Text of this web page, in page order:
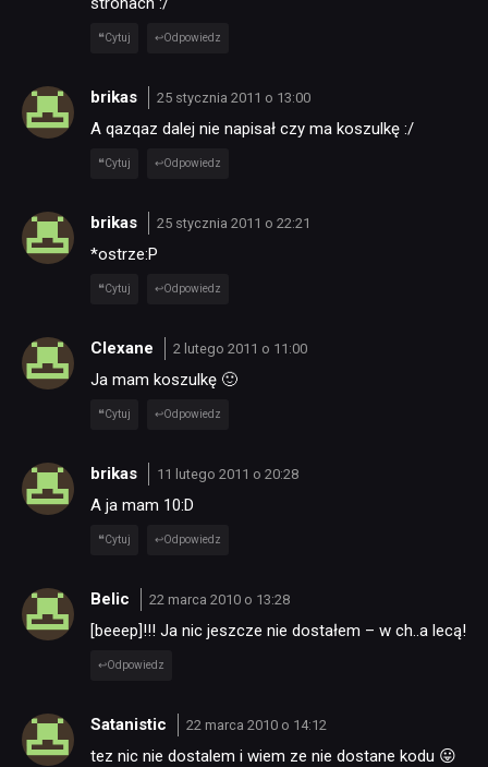
DYSKUSJE
SKLEP
Cytuj Odpowiedz
brikas 25 stycznia 2011 o 13:00
A qazqaz dalej nie napisał czy ma koszulkę :/
Cytuj Odpowiedz
brikas 25 stycznia 2011 o 22:21
*ostrze:P
Cytuj Odpowiedz
Clexane 2 lutego 2011 o 11:00
Ja mam koszulkę 🙂
Cytuj Odpowiedz
brikas 11 lutego 2011 o 20:28
A ja mam 10:D
Cytuj Odpowiedz
Belic 22 marca 2010 o 13:28
[beeep]!!! Ja nic jeszcze nie dostałem – w ch..a lecą!
Odpowiedz
Satanistic 22 marca 2010 o 14:12
tez nic nie dostalem i wiem ze nie dostane kodu 😛